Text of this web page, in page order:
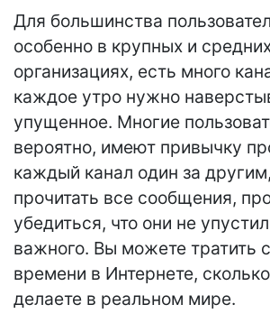
Для большинства
особенно в крупных и
организациях, есть много
каждое утро нужно
упущенное. Многие
вероятно, имеют привычку
каждый канал один за
прочитать все сообщения,
убедиться, что они не
важного. Вы можете тратить
времени в Интернете,
делаете в реальном мире.